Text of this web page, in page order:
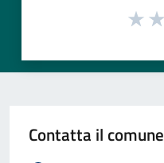
Contatta il comune